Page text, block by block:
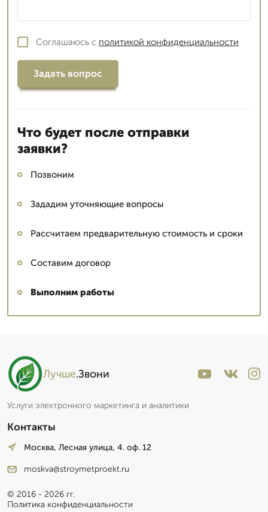
Соглашаюсь с политикой конфиденциальности
Задать вопрос
Что будет после отправки
заявки?
Позвоним
Зададим уточняющие вопросы
Рассчитаем предварительную стоимость и сроки
Составим договор
Выполним работы
Лучше.Звони
Услуги электронного маркетинга и аналитики
Контакты
Москва, Лесная улица, 4. оф. 12
moskva@stroymetproekt.ru
© 2016 - 2026 гг.
Политика конфиденциальности